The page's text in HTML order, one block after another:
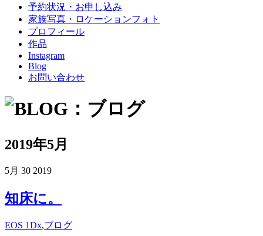
予約状況・お申し込み
家族写真・ロケーションフォト
プロフィール
作品
Instagram
Blog
お問い合わせ
2019年5月
5月 30 2019
知床に。
EOS 1Dx,ブログ